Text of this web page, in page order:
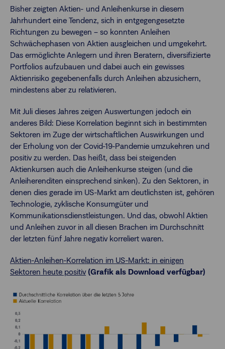
Bisher zeigten Aktien- und Anleihenkurse in diesem
Jahrhundert eine Tendenz, sich in entgegengesetzte
Richtungen zu bewegen – so konnten Anleihen
Schwächephasen von Aktien ausgleichen und umgekehrt.
Das ermöglichte Anlegern und ihren Beratern, diversifizierte
Portfolios aufzubauen und dabei auch ein gewisses
Aktienrisiko gegebenenfalls durch Anleihen abzusichern,
mindestens aber zu relativieren.
Mit Juli dieses Jahres zeigen Auswertungen jedoch ein
anderes Bild: Diese Korrelation beginnt sich in bestimmten
Sektoren im Zuge der wirtschaftlichen Auswirkungen und
der Erholung von der Covid-19-Pandemie umzukehren und
positiv zu werden. Das heißt, dass bei steigenden
Aktienkursen auch die Anleihenkurse steigen (und die
Anleiherenditen einsprechend sinken). Zu den Sektoren, in
denen dies gerade im US-Markt am deutlichsten ist, gehören
Technologie, zyklische Konsumgüter und
Kommunikationsdienstleistungen. Und das, obwohl Aktien
und Anleihen zuvor in all diesen Brachen im Durchschnitt
der letzten fünf Jahre negativ korreliert waren.
Aktien-Anleihen-Korrelation im US-Markt: in einigen
Sektoren heute positiv (Grafik als Download verfügbar)